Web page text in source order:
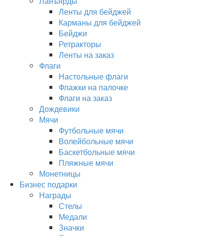
Ленты для бейджей
Карманы для бейджей
Бейджи
Ретракторы
Ленты на заказ
Флаги
Настольные флаги
Флажки на палочке
Флаги на заказ
Дождевики
Мячи
Футбольные мячи
Волейбольные мячи
Баскетбольные мячи
Пляжные мячи
Монетницы
Бизнес подарки
Награды
Стелы
Медали
Значки